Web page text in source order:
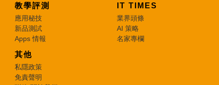
教學評測
應用秘技
新品測試
Apps 情報
IT TIMES
業界頭條
AI 策略
名家專欄
其他
私隱政策
免責聲明